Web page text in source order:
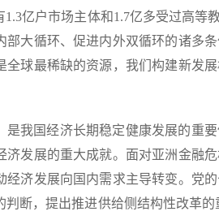
1.3亿户市场主体和1.7亿多受过高
部大循环、促进内外双循环的诸多
全球最稀缺的资源，我们构建新发
是我国经济长期稳定健康发展的重
济发展的重大成就。面对亚洲金融
经济发展向国内需求主导转变。党
断，提出推进供给侧结构性改革